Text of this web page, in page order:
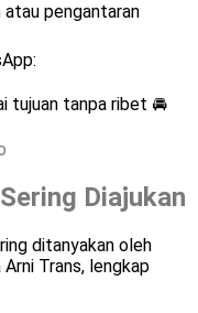
atau pengantaran
tujuan tanpa ribet 🚘
Diajukan
ditanyakan oleh
Trans, lengkap